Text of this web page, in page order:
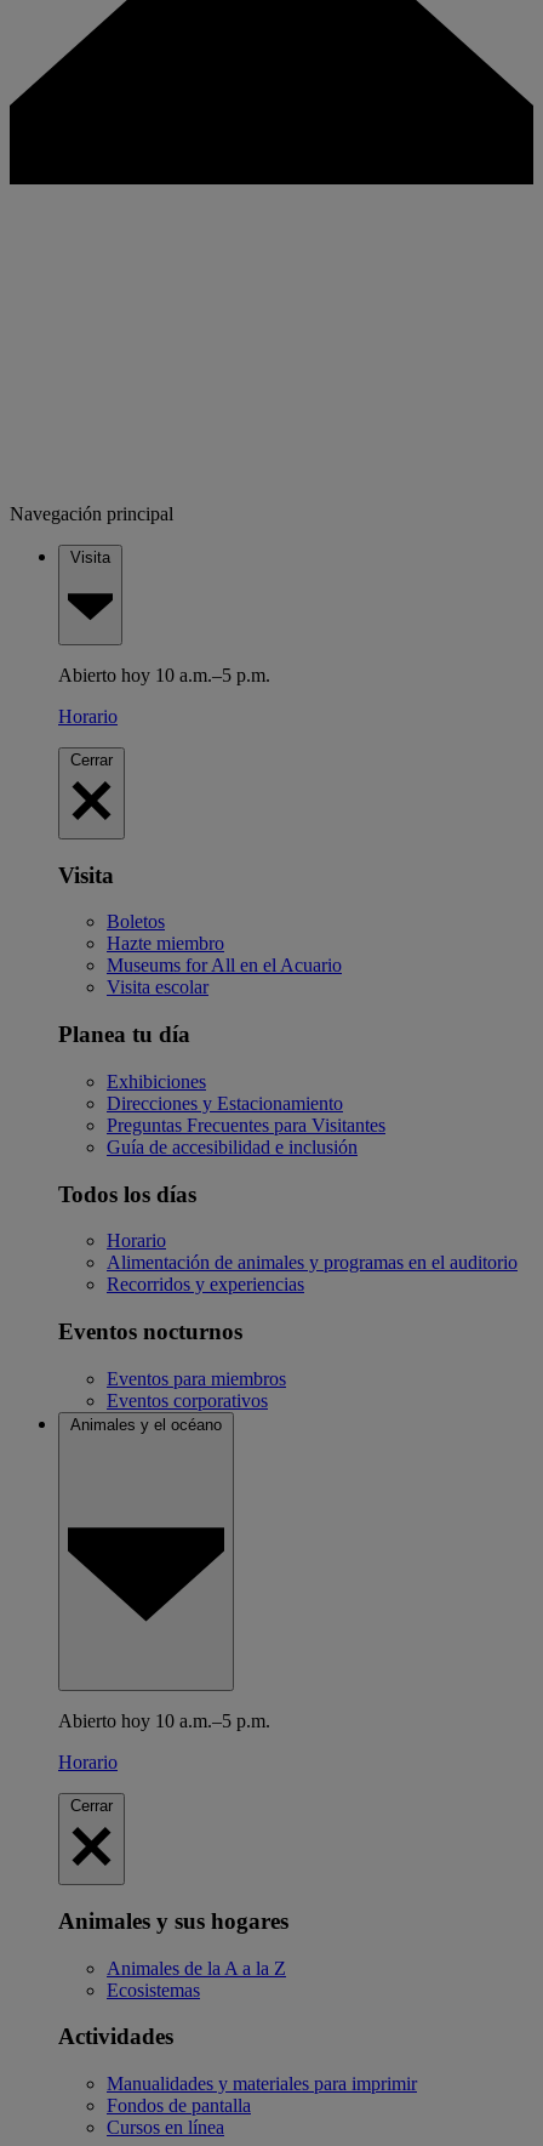
Navegación principal
Visita
Abierto hoy 10 a.m.–5 p.m.
Horario
Cerrar
Visita
Boletos
Hazte miembro
Museums for All en el Acuario
Visita escolar
Planea tu día
Exhibiciones
Direcciones y Estacionamiento
Preguntas Frecuentes para Visitantes
Guía de accesibilidad e inclusión
Todos los días
Horario
Alimentación de animales y programas en el auditorio
Recorridos y experiencias
Eventos nocturnos
Eventos para miembros
Eventos corporativos
Animales y el océano
Abierto hoy 10 a.m.–5 p.m.
Horario
Cerrar
Animales y sus hogares
Animales de la A a la Z
Ecosistemas
Actividades
Manualidades y materiales para imprimir
Fondos de pantalla
Cursos en línea